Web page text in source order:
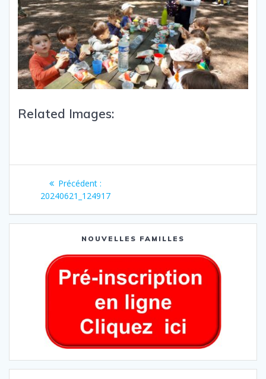
Related Images:
Précédent :
20240621_124917
NOUVELLES FAMILLES